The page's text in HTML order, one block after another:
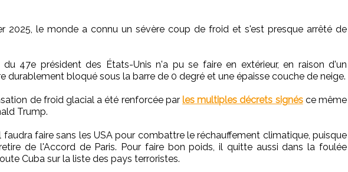
2025, le monde a connu un sévère coup de froid et s'est presque arrêté de
du 47e président des États-Unis n'a pu se faire en extérieur, en raison d'un
durablement bloqué sous la barre de 0 degré et une épaisse couche de neige.
de froid glacial a été renforcée par les multiples décrets signésce même
Trump.
faudra faire sans les USA pour combattre le réchauffement climatique, puisque
de l'Accord de Paris. Pour faire bon poids, il quitte aussi dans la foulée
Cuba sur la liste des pays terroristes.